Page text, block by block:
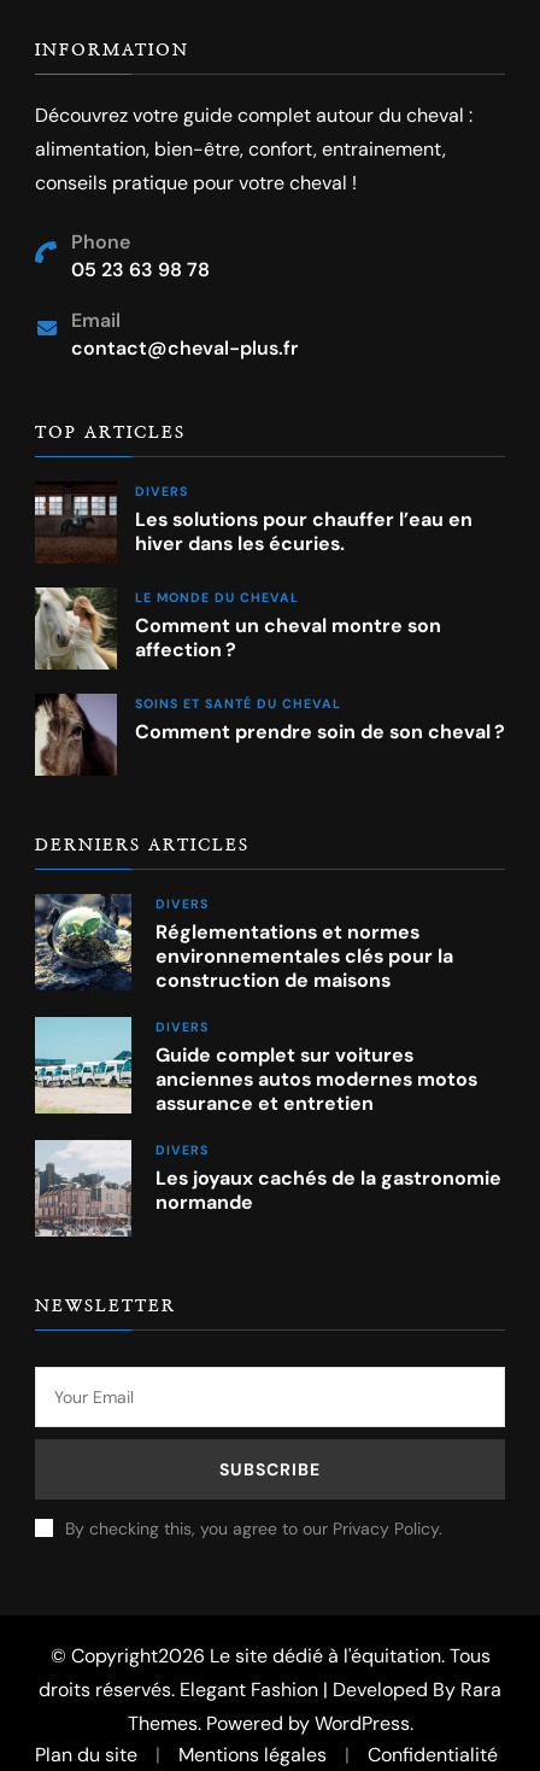
INFORMATION
Découvrez votre guide complet autour du cheval :
alimentation, bien-être, confort, entrainement,
conseils pratique pour votre cheval !
Phone
05 23 63 98 78
Email
contact@cheval-plus.fr
TOP ARTICLES
DIVERS
Les solutions pour chauffer l’eau en
hiver dans les écuries.
LE MONDE DU CHEVAL
Comment un cheval montre son
affection ?
SOINS ET SANTÉ DU CHEVAL
Comment prendre soin de son cheval ?
DERNIERS ARTICLES
DIVERS
Réglementations et normes
environnementales clés pour la
construction de maisons
DIVERS
Guide complet sur voitures
anciennes autos modernes motos
assurance et entretien
DIVERS
Les joyaux cachés de la gastronomie
normande
NEWSLETTER
By checking this, you agree to our Privacy Policy.
© Copyright2026 Le site dédié à l'équitation. Tous
droits réservés. Elegant Fashion | Developed By Rara
Themes. Powered byWordPress.
Plan du site
Mentions légales Confidentialité